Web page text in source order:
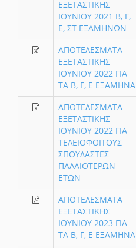
ΕΞΕΤΑΣΤΙΚΗΣ
ΙΟΥΝΙΟΥ 2021 Β, Γ,
Ε, ΣΤ ΕΞΑΜΗΝΩΝ
ΑΠΟΤΕΛΕΣΜΑΤΑ
ΕΞΕΤΑΣΤΙΚΗΣ
ΙΟΥΝΙΟΥ 2022 ΓΙΑ
ΤΑ Β, Γ, Ε ΕΞΑΜΗΝΑ
ΑΠΟΤΕΛΕΣΜΑΤΑ
ΕΞΕΤΑΣΤΙΚΗΣ
ΙΟΥΝΙΟΥ 2022 ΓΙΑ
ΤΕΛΕΙΟΦΟΙΤΟΥΣ
ΣΠΟΥΔΑΣΤΕΣ
ΠΑΛΑΙΟΤΕΡΩΝ
ΕΤΩΝ
ΑΠΟΤΕΛΕΣΜΑΤΑ
ΕΞΕΤΑΣΤΙΚΗΣ
ΙΟΥΝΙΟΥ 2023 ΓΙΑ
ΤΑ Β, Γ, Ε ΕΞΑΜΗΝΑ